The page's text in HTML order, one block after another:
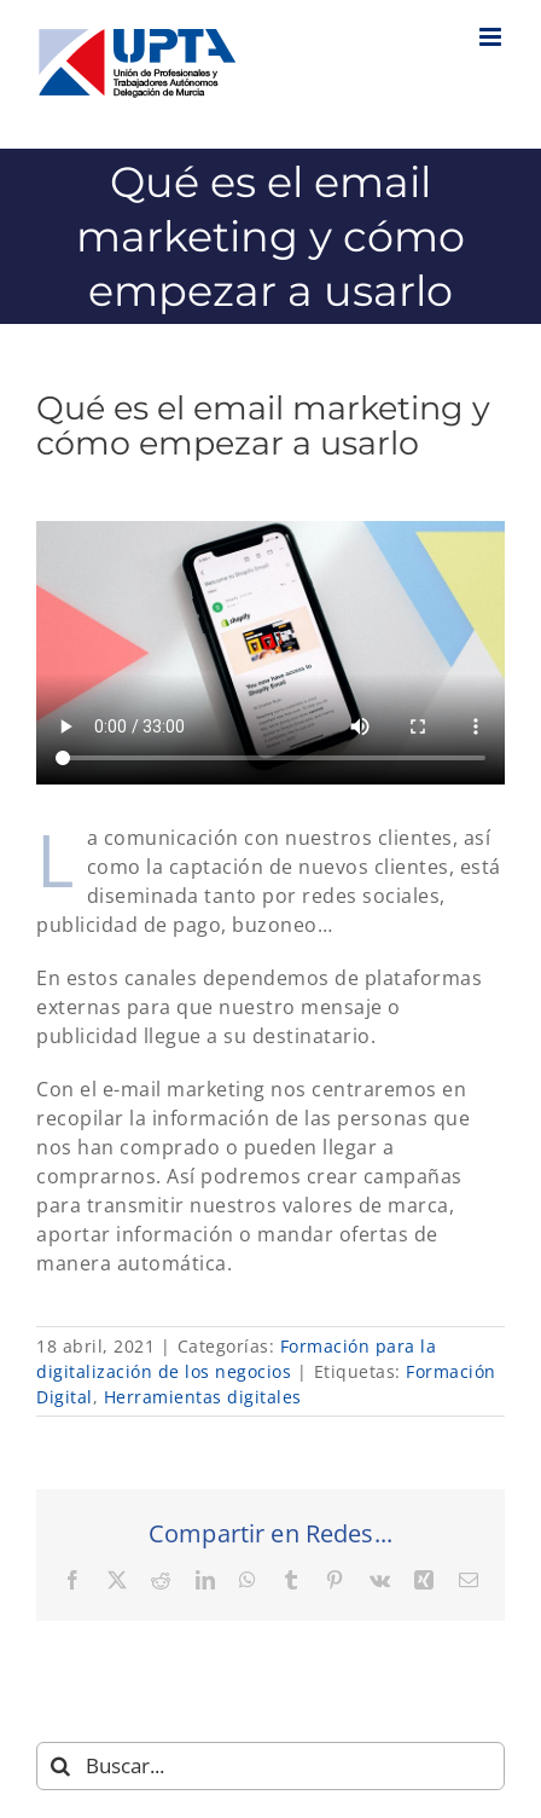
contenido
Qué es el email
marketing y cómo
empezar a usarlo
Qué es el email marketing y
cómo empezar a usarlo
L a comunicación con nuestros clientes, así
como la captación de nuevos clientes, está
diseminada tanto por redes sociales,
publicidad de pago, buzoneo…
En estos canales dependemos de plataformas
externas para que nuestro mensaje o
publicidad llegue a su destinatario.
Con el e-mail marketing nos centraremos en
recopilar la información de las personas que
nos han comprado o pueden llegar a
comprarnos. Así podremos crear campañas
para transmitir nuestros valores de marca,
aportar información o mandar ofertas de
manera automática.
18 abril, 2021 | Categorías: Formación para la
digitalización de los negocios | Etiquetas: Formación
Digital, Herramientas digitales
Compartir en Redes...
Facebook RedditLinkedInWhatsApp
Tumblr Pinterest
Vk XingCorreo
Buscar: